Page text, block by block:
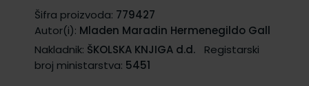
Šifra proizvoda: 779427
Autor(i): Mladen Maradin Hermenegildo Gall
Nakladnik: ŠKOLSKA KNJIGA d.d.
Registarski
broj ministarstva: 5451